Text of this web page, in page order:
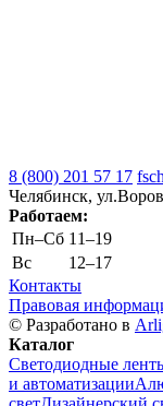
8 (800) 201 57 17
Челябинск,
Работаем:
Пн–Cб 11–19
Вс
12–17
Контакты
Правовая
© Разработано в
Каталог
Светодиодные
и автоматизации